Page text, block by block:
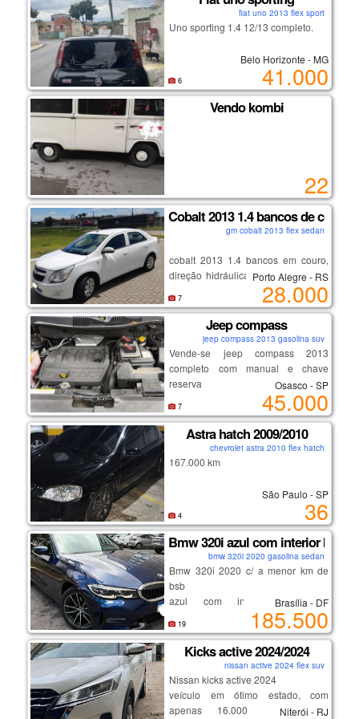
✅ sem leilão
fiat uno 2013 flex sport
Uno sporting 1.4 12/13 completo.
Belo Horizonte - MG
41.000
6
Vendo kombi
22
Cobalt 2013 1.4 bancos de couro
gm cobalt 2013 flex sedan
cobalt 2013 1.4 bancos em couro,
direção hidráulica, ar condicionado,
central multimídia, descanso de
braço do motorista, ar quente,
desembaçador traseiro,câmera de
Porto Alegre - RS
28.000
7
Jeep compass
jeep compass 2013 gasolina suv
Vende-se jeep compass 2013
completo com manual e chave
reserva
Osasco - SP
45.000
7
Astra hatch 2009/2010
chevrolet astra 2010 flex hatch
167.000 km
São Paulo - SP
36
4
Bmw 320i azul com interior bege
bmw 320i 2020 gasolina sedan
Bmw 320i 2020 c/ a menor km de
bsb
azul com interior bege, a
configuração mais desejada
pintura extremamente conservada
interior impecável
2 pneus novos - firestone f-700
pastilhas de freio traseiras novas
potência e economia de combustível
Brasília - DF
185.500
19
Kicks active 2024/2024
nissan active 2024 flex suv
Nissan kicks active 2024
veículo em ótimo estado, com
apenas 16.000 km rodados.
Niterói - RJ